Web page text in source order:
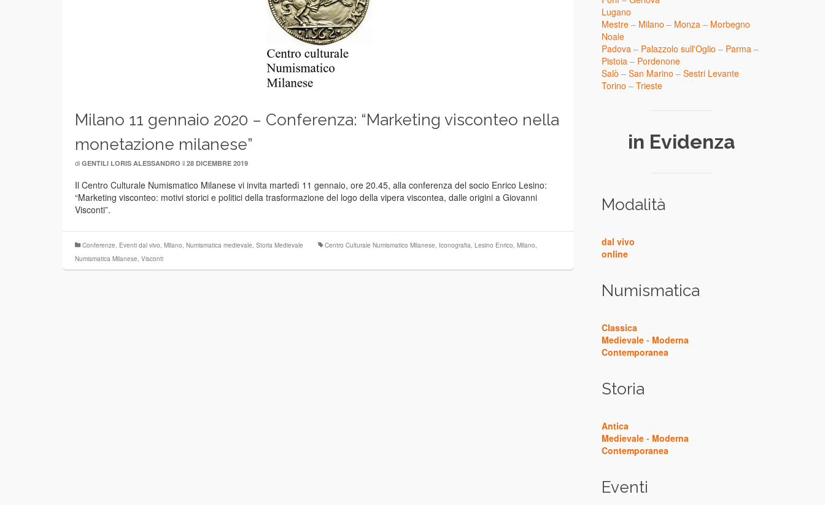
Milano 11 gennaio 2020 – Conferenza: “Marketing visconteo nella
monetazione milanese”
di GENTILI LORIS ALESSANDRO il 28 DICEMBRE 2019
Il Centro Culturale Numismatico Milanese vi invita martedì 11 gennaio, ore 20.45, alla conferenza del socio Enrico Lesino:
“Marketing visconteo: motivi storici e politici della trasformazione del logo della vipera viscontea, dalle origini a Giovanni
Visconti”.
Conferenze, Eventi dal vivo, Milano, Numismatica medievale, Storia Medievale Centro Culturale Numismatico Milanese, Iconografia, Lesino Enrico, Milano,
Numismatica Milanese, Visconti
Lugano
Mestre– Milano – Monza – Morbegno
Noale
Padova – Palazzolo sull'Oglio – Parma –
Pistoia – Pordenone
Salò – San Marino – Sestri Levante
Torino – Trieste
in Evidenza
Modalità
dal vivo
online
Numismatica
Classica
Medievale- Moderna
Contemporanea
Storia
Antica
Medievale- Moderna
Contemporanea
Eventi